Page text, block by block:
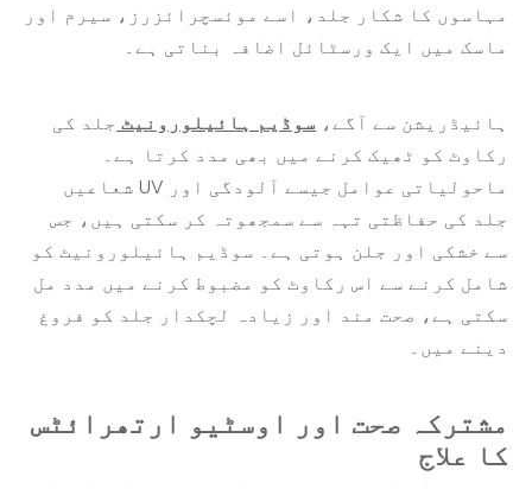
مہاسوں کا شکار جلد، اسے موئسچرائزرز، سیرم اور
ماسک میں ایک ورسٹائل اضافہ بناتی ہے۔
ہائیڈریشن سے آگے، سوڈیم ہائیلورونیٹ جلد کی
رکاوٹ کو ٹھیک کرنے میں بھی مدد کرتا ہے۔
ماحولیاتی عوامل جیسے آلودگی اور UV شعاعیں
جلد کی حفاظتی تہہ سے سمجھوتہ کر سکتی ہیں، جس
سے خشکی اور جلن ہوتی ہے۔ سوڈیم ہائیلورونیٹ کو
شامل کرنے سے اس رکاوٹ کو مضبوط کرنے میں مدد مل
سکتی ہے، صحت مند اور زیادہ لچکدار جلد کو فروغ
دینے میں۔
مشترکہ صحت اور اوسٹیو ارتھرائٹس
کا علاج